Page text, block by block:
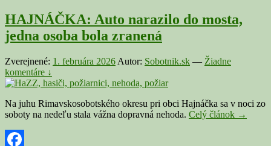
HAJNÁČKA: Auto narazilo do mosta,
jedna osoba bola zranená
Zverejnené: 1. februára 2026 Autor: Sobotnik.sk — Žiadne
komentáre ↓
Na juhu Rimavskosobotského okresu pri obci Hajnáčka sa v noci zo
soboty na nedeľu stala vážna dopravná nehoda. Celý článok →